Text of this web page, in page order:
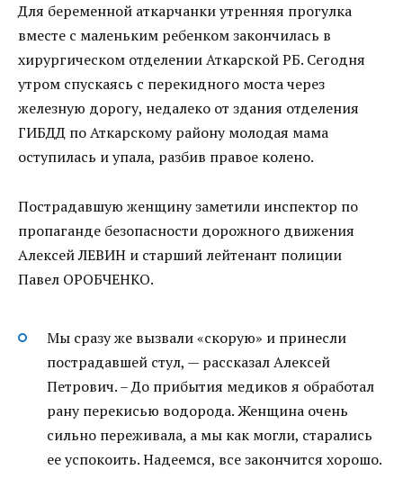
Для беременной аткарчанки утренняя прогулка
вместе с маленьким ребенком закончилась в
хирургическом отделении Аткарской РБ. Сегодня
утром спускаясь с перекидного моста через
железную дорогу, недалеко от здания отделения
ГИБДД по Аткарскому району молодая мама
оступилась и упала, разбив правое колено.
Пострадавшую женщину заметили инспектор по
пропаганде безопасности дорожного движения
Алексей ЛЕВИН и старший лейтенант полиции
Павел ОРОБЧЕНКО.
Мы сразу же вызвали «скорую» и принесли
пострадавшей стул, — рассказал Алексей
Петрович. – До прибытия медиков я обработал
рану перекисью водорода. Женщина очень
сильно переживала, а мы как могли, старались
ее успокоить. Надеемся, все закончится хорошо.